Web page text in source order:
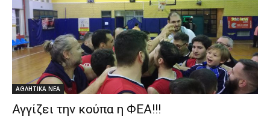
ΑΘΛΗΤΙΚΑ ΝΕΑ
Αγγίζει την κούπα η ΦΕΑ!!!